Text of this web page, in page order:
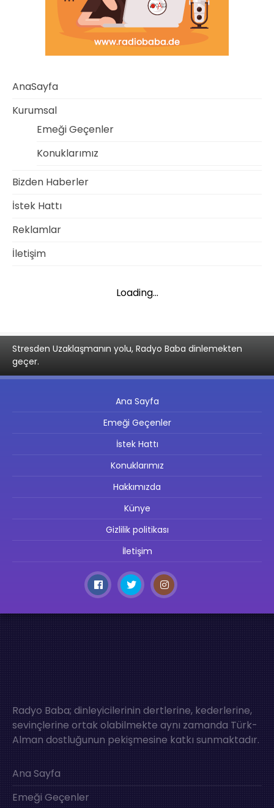
AnaSayfa
Kurumsal
Emeği Geçenler
Konuklarımız
Bizden Haberler
İstek Hattı
Reklamlar
İletişim
Loading...
Stresden Uzaklaşmanın yolu, Radyo Baba dinlemekten
geçer.
Ana Sayfa
Emeği Geçenler
İstek Hattı
Konuklarımız
Hakkımızda
Künye
Gizlilik politikası
İletişim
Radyo Baba; dinleyicilerinin dertlerine, kederlerine,
sevinçlerine ortak olabilmekte aynı zamanda Türk-
Alman dostluğunun pekişmesine katkı sunmaktadır.
Ana Sayfa
Emeği Geçenler